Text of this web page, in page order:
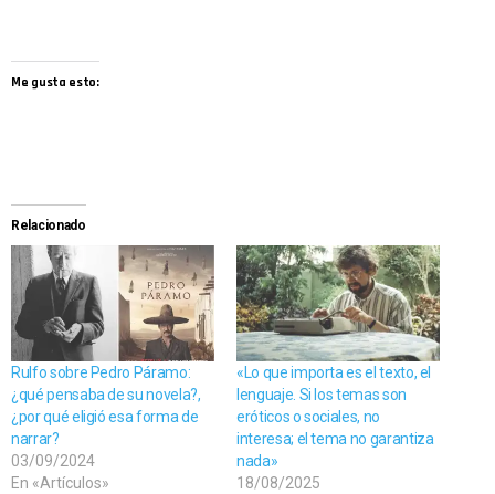
Me gusta esto:
Relacionado
Rulfo sobre Pedro Páramo:
¿qué pensaba de su novela?,
¿por qué eligió esa forma de
narrar?
03/09/2024
En «Artículos»
«Lo que importa es el texto, el
lenguaje. Si los temas son
eróticos o sociales, no
interesa; el tema no garantiza
nada»
18/08/2025